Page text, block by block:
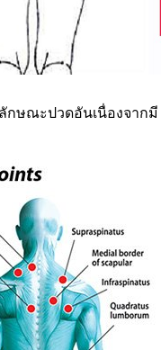
กษณะปวดอันเนื่องจากมี